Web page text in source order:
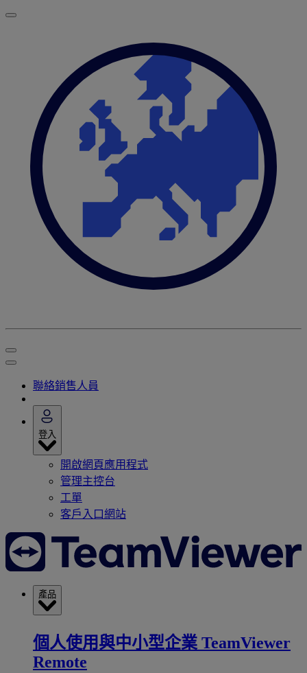
聯絡銷售人員
登入
開啟網頁應用程式
管理主控台
工單
客戶入口網站
產品
個人使用與中小型企業 TeamViewer
Remote